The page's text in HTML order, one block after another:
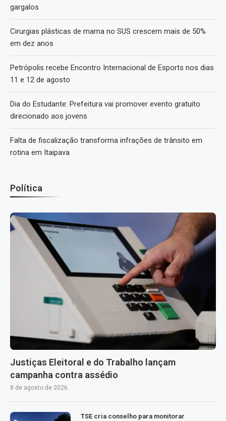
gargalos
Cirurgias plásticas de mama no SUS crescem mais de 50%
em dez anos
Petrópolis recebe Encontro Internacional de Esports nos dias
11 e 12 de agosto
Dia do Estudante: Prefeitura vai promover evento gratuito
direcionado aos jovens
Falta de fiscalização transforma infrações de trânsito em
rotina em Itaipava
Política
Justiças Eleitoral e do Trabalho lançam
campanha contra assédio
8 de agosto de 2026
TSE cria conselho para monitorar